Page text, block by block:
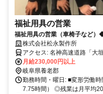
福祉用具の営業
福祉用具の営業（車椅子など）
／賞与年2～3回／年休120／転勤
株式会社松永製作所
アクセス: 名神高速道路
月給230,000円以上
岐阜県養老郡
勤務時間・曜日: ■変形労働
7.75時間） ◎残業は月平均20